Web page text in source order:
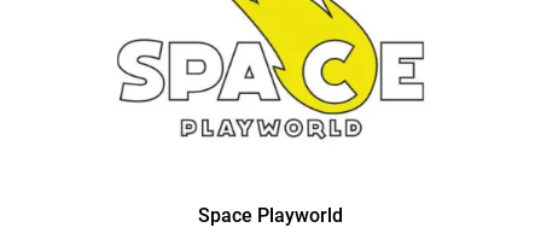
Space Playworld